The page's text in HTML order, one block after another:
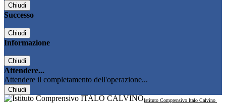
Chiudi
Successo
Chiudi
Informazione
Chiudi
Attendere...
Attendere il completamento dell'operazione...
Chiudi
Istituto Comprensivo Italo Calvino